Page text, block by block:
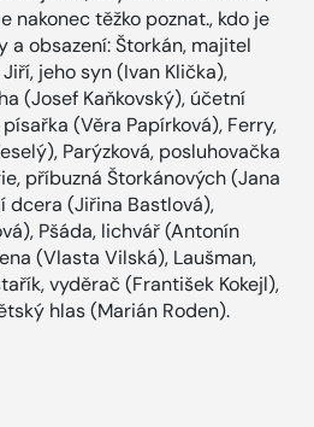
nakonec těžko poznat., kdo je
a obsazení: Štorkán, majitel
jeho syn (Ivan Klička),
(Josef Kaňkovský), účetní
(Věra Papírková), Ferry,
Parýzková, posluhovačka
příbuzná Štorkánových (Jana
dcera (Jiřina Bastlová),
Pšáda, lichvář (Antonín
(Vlasta Vilská), Laušman,
vyděrač (František Kokejl),
hlas (Marián Roden).